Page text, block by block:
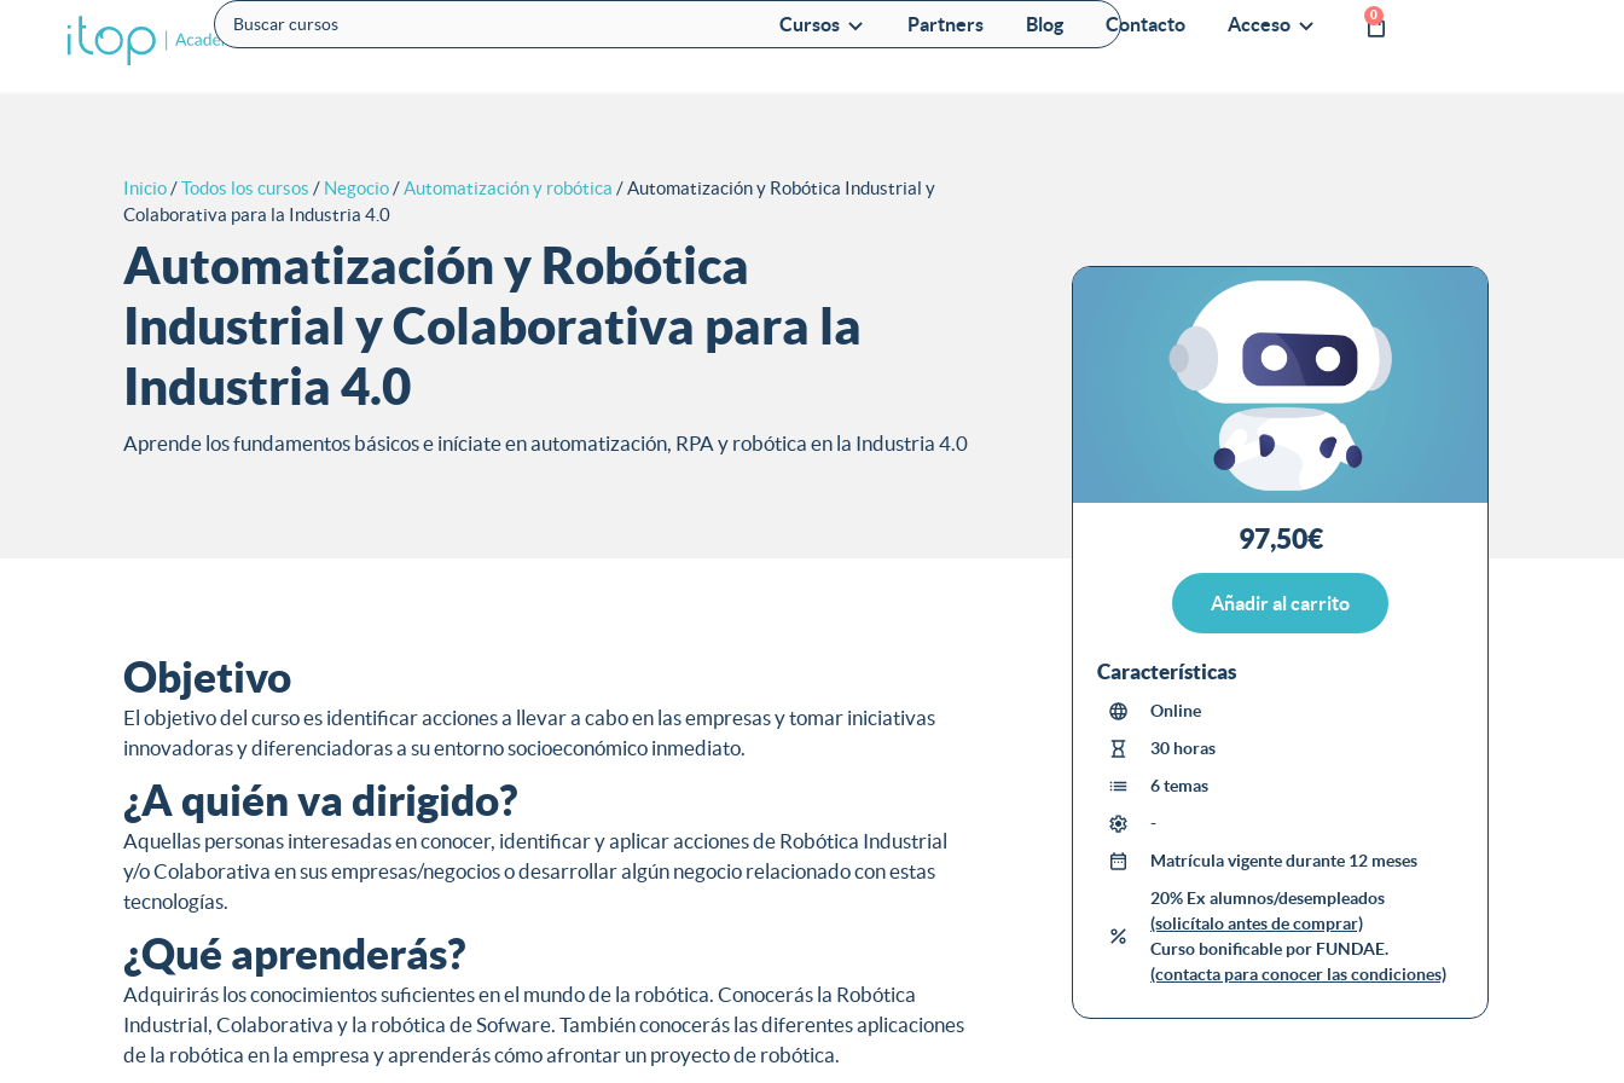
Cursos Partners Blog Contacto Acceso 0
Inicio/Todos los cursos / Negocio/Automatización y robótica / Automatización y Robótica Industrial y
Colaborativa para la Industria 4.0
Automatización y Robótica
Industrial y Colaborativa para la
Industria 4.0
Aprende los fundamentos básicos e iníciate en automatización, RPA y robótica en la Industria 4.0
Objetivo
El objetivo del curso es identificar acciones a llevar a cabo en las empresas y tomar iniciativas
innovadoras y diferenciadoras a su entorno socioeconómico inmediato.
¿A quién va dirigido?
Aquellas personas interesadas en conocer, identificar y aplicar acciones de Robótica Industrial
y/o Colaborativa en sus empresas/negocios o desarrollar algún negocio relacionado con estas
tecnologías.
¿Qué aprenderás?
Adquirirás los conocimientos suficientes en el mundo de la robótica. Conocerás la Robótica
Industrial, Colaborativa y la robótica de Sofware. También conocerás las diferentes aplicaciones
de la robótica en la empresa y aprenderás cómo afrontar un proyecto de robótica.
97,50€
Añadir al carrito
Características
Online
30 horas
6 temas
-
Matrícula vigente durante 12 meses
20% Ex alumnos/desempleados
(solicítalo antes de comprar)
Curso bonificable por FUNDAE.
(contacta para conocer las condiciones)